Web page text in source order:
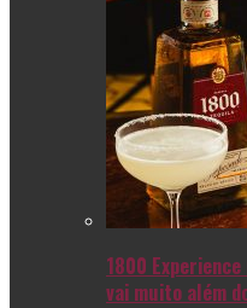
1800
vai muito além